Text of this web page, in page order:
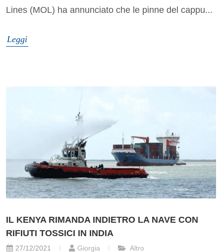
Lines (MOL) ha annunciato che le pinne del cappu...
Leggi
IL KENYA RIMANDA INDIETRO LA NAVE CON
RIFIUTI TOSSICI IN INDIA
27/12/2021 Giorgia Altro